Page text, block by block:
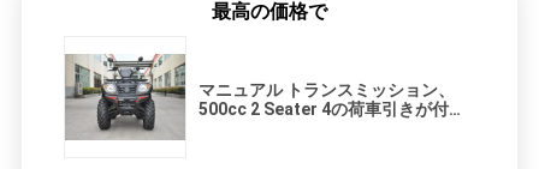
最高の価格で
マニュアル トランスミッション、
500cc 2 Seater 4の荷車引きが付い